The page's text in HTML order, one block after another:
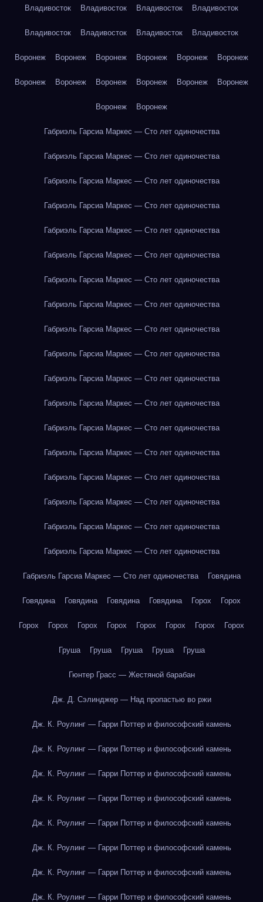
Владивосток Владивосток Владивосток Владивосток
Владивосток Владивосток Владивосток Владивосток
Воронеж Воронеж Воронеж Воронеж Воронеж Воронеж
Воронеж Воронеж Воронеж Воронеж Воронеж Воронеж
Воронеж Воронеж
Габриэль Гарсиа Маркес — Сто лет одиночества
Габриэль Гарсиа Маркес — Сто лет одиночества
Габриэль Гарсиа Маркес — Сто лет одиночества
Габриэль Гарсиа Маркес — Сто лет одиночества
Габриэль Гарсиа Маркес — Сто лет одиночества
Габриэль Гарсиа Маркес — Сто лет одиночества
Габриэль Гарсиа Маркес — Сто лет одиночества
Габриэль Гарсиа Маркес — Сто лет одиночества
Габриэль Гарсиа Маркес — Сто лет одиночества
Габриэль Гарсиа Маркес — Сто лет одиночества
Габриэль Гарсиа Маркес — Сто лет одиночества
Габриэль Гарсиа Маркес — Сто лет одиночества
Габриэль Гарсиа Маркес — Сто лет одиночества
Габриэль Гарсиа Маркес — Сто лет одиночества
Габриэль Гарсиа Маркес — Сто лет одиночества
Габриэль Гарсиа Маркес — Сто лет одиночества
Габриэль Гарсиа Маркес — Сто лет одиночества
Габриэль Гарсиа Маркес — Сто лет одиночества
Габриэль Гарсиа Маркес — Сто лет одиночества Говядина
Говядина Говядина Говядина Говядина Горох Горох
Горох Горох Горох Горох Горох Горох Горох Горох
Груша Груша Груша Груша Груша
Гюнтер Грасс — Жестяной барабан
Дж. Д. Сэлинджер — Над пропастью во ржи
Дж. К. Роулинг — Гарри Поттер и философский камень
Дж. К. Роулинг — Гарри Поттер и философский камень
Дж. К. Роулинг — Гарри Поттер и философский камень
Дж. К. Роулинг — Гарри Поттер и философский камень
Дж. К. Роулинг — Гарри Поттер и философский камень
Дж. К. Роулинг — Гарри Поттер и философский камень
Дж. К. Роулинг — Гарри Поттер и философский камень
Дж. К. Роулинг — Гарри Поттер и философский камень